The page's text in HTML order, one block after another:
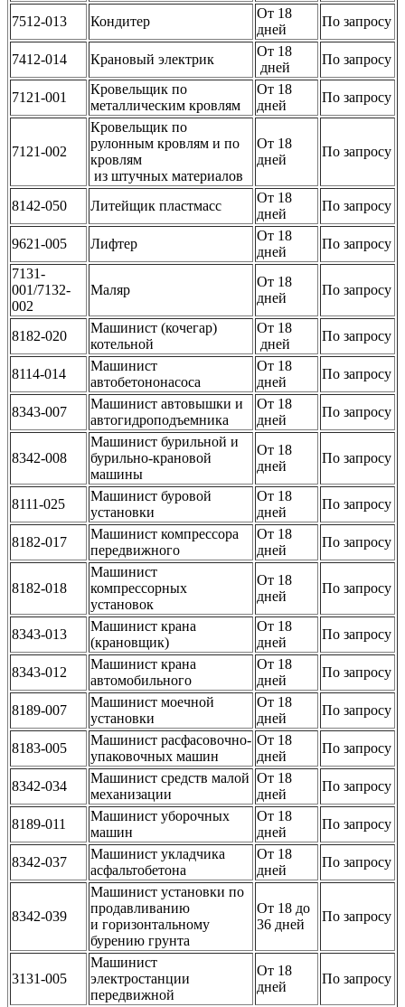
7512-013 Кондитер
От 18
дней
По запросу
7412-014 Крановый электрик
От 18
дней
По запросу
7121-001
Кровельщик по
металлическим кровлям
От 18
дней
По запросу
7121-002
Кровельщик по
рулонным кровлям и по
кровлям
из штучных материалов
От 18
дней
По запросу
8142-050 Литейщик пластмасс
От 18
дней
По запросу
9621-005 Лифтер
От 18
дней
По запросу
7131-
001/7132-
002
Маляр
От 18
дней
По запросу
8182-020
Машинист (кочегар)
котельной
От 18
дней
По запросу
8114-014
Машинист
автобетононасоса
От 18
дней
По запросу
8343-007
Машинист автовышки и
автогидроподъемника
От 18
дней
По запросу
8342-008
Машинист бурильной и
бурильно-крановой
машины
От 18
дней
По запросу
8111-025
Машинист буровой
установки
От 18
дней
По запросу
8182-017
Машинист компрессора
передвижного
От 18
дней
По запросу
8182-018
Машинист
компрессорных
установок
От 18
дней
По запросу
8343-013
Машинист крана
(крановщик)
От 18
дней
По запросу
8343-012
Машинист крана
автомобильного
От 18
дней
По запросу
8189-007
Машинист моечной
установки
От 18
дней
По запросу
8183-005
Машинист расфасовочно-
упаковочных машин
От 18
дней
По запросу
8342-034
Машинист средств малой
механизации
От 18
дней
По запросу
8189-011
Машинист уборочных
машин
От 18
дней
По запросу
8342-037
Машинист укладчика
асфальтобетона
От 18
дней
По запросу
8342-039
Машинист установки по
продавливанию
и горизонтальному
бурению грунта
От 18 до
36 дней
По запросу
3131-005
Машинист
электростанции
передвижной
От 18
дней
По запросу